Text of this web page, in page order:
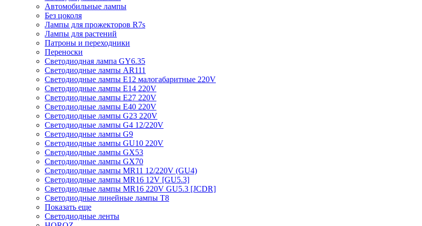
Автомобильные лампы
Без цоколя
Лампы для прожекторов R7s
Лампы для растений
Патроны и переходники
Переноски
Светодиодная лампа GY6.35
Светодиодные лампы AR111
Светодиодные лампы E12 малогабаритные 220V
Светодиодные лампы E14 220V
Светодиодные лампы E27 220V
Светодиодные лампы E40 220V
Светодиодные лампы G23 220V
Светодиодные лампы G4 12/220V
Светодиодные лампы G9
Светодиодные лампы GU10 220V
Светодиодные лампы GX53
Светодиодные лампы GX70
Светодиодные лампы MR11 12/220V (GU4)
Светодиодные лампы MR16 12V [GU5.3]
Светодиодные лампы MR16 220V GU5.3 [JCDR]
Светодиодные линейные лампы T8
Показать еще
Светодиодные ленты